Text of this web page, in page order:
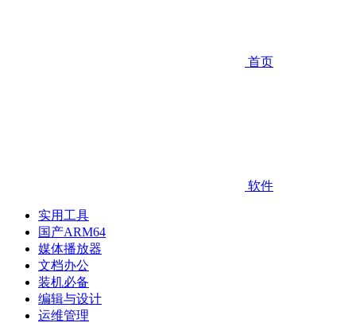
首页
软件
实用工具
国产ARM64
媒体播放器
文档办公
装机必备
编辑与设计
运维管理